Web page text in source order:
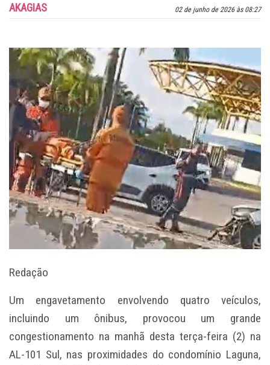
02 de junho de 2026 às 08:27
AKAGIAS
Redação
Um engavetamento envolvendo quatro veículos,
incluindo um ônibus, provocou um grande
congestionamento na manhã desta terça-feira (2) na
AL-101 Sul, nas proximidades do condomínio Laguna,